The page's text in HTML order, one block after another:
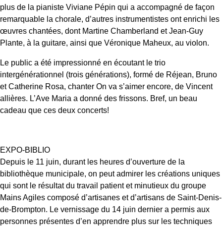
plus de la pianiste Viviane Pépin qui a accompagné de façon
remarquable la chorale, d’autres instrumentistes ont enrichi les
œuvres chantées, dont Martine Chamberland et Jean-Guy
Plante, à la guitare, ainsi que Véronique Maheux, au violon.
Le public a été impressionné en écoutant le trio
intergénérationnel (trois générations), formé de Réjean, Bruno
et Catherine Rosa, chanter On va s’aimer encore, de Vincent
allières. L’Ave Maria a donné des frissons. Bref, un beau
cadeau que ces deux concerts!
EXPO-BIBLIO
Depuis le 11 juin, durant les heures d’ouverture de la
bibliothèque municipale, on peut admirer les créations uniques
qui sont le résultat du travail patient et minutieux du groupe
Mains Agiles composé d’artisanes et d’artisans de Saint-Denis-
de-Brompton. Le vernissage du 14 juin dernier a permis aux
personnes présentes d’en apprendre plus sur les techniques